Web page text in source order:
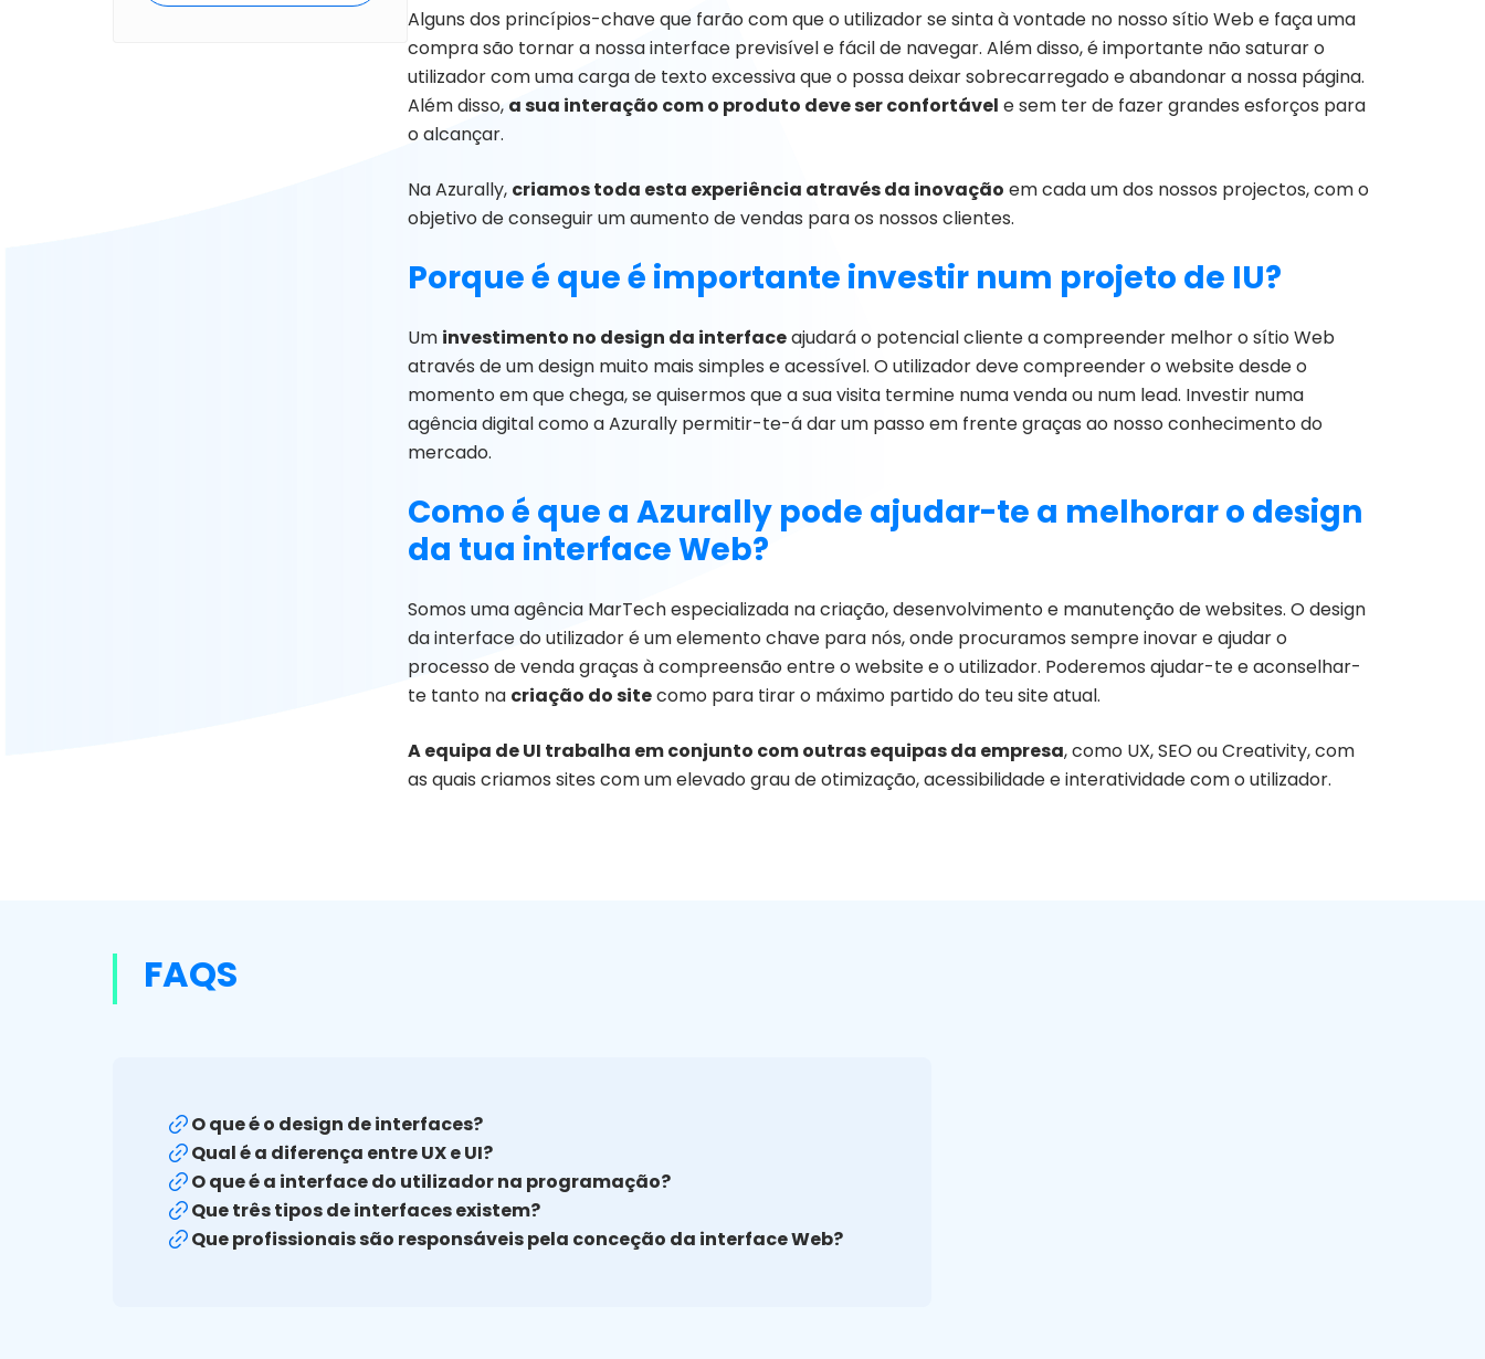
Alguns dos princípios-chave que farão com que o utilizador se sinta à vontade no nosso sítio Web e faça uma
compra são tornar a nossa interface previsível e fácil de navegar. Além disso, é importante não saturar o
utilizador com uma carga de texto excessiva que o possa deixar sobrecarregado e abandonar a nossa página.
Além disso, a sua interação com o produto deve ser confortável e sem ter de fazer grandes esforços para
o alcançar.
Na Azurally, criamos toda esta experiência através da inovação em cada um dos nossos projectos, com o
objetivo de conseguir um aumento de vendas para os nossos clientes.
Porque é que é importante investir num projeto de IU?
Um investimento no design da interfaceajudará o potencial cliente a compreender melhor o sítio Web
através de um design muito mais simples e acessível. O utilizador deve compreender o website desde o
momento em que chega, se quisermos que a sua visita termine numa venda ou num lead. Investir numa
agência digital como a Azurally permitir-te-á dar um passo em frente graças ao nosso conhecimento do
mercado.
Como é que a Azurally pode ajudar-te a melhorar o design
da tua interface Web?
Somos uma agência MarTech especializada na criação, desenvolvimento e manutenção de websites. O design
da interface do utilizador é um elemento chave para nós, onde procuramos sempre inovar e ajudar o
processo de venda graças à compreensão entre o website e o utilizador. Poderemos ajudar-te e aconselhar-
te tanto na criação do sitecomo para tirar o máximo partido do teu site atual.
A equipa de UI trabalha em conjunto com outras equipas da empresa, como UX, SEO ou Creativity, com
as quais criamos sites com um elevado grau de otimização, acessibilidade e interatividade com o utilizador.
FAQS
O que é o design de interfaces?
Qual é a diferença entre UX e UI?
O que é a interface do utilizador na programação?
Que três tipos de interfaces existem?
Que profissionais são responsáveis pela conceção da interface Web?